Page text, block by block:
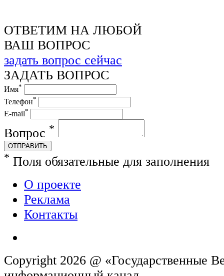
ОТВЕТИМ НА ЛЮБОЙ
ВАШ ВОПРОС
задать вопрос сейчас
ЗАДАТЬ ВОПРОС
Имя*
Телефон*
E-mail*
Вопрос *
ОТПРАВИТЬ
* Поля обязательные для заполнения
О проекте
Реклама
Контакты
Copyright 2026 @ «Государственные